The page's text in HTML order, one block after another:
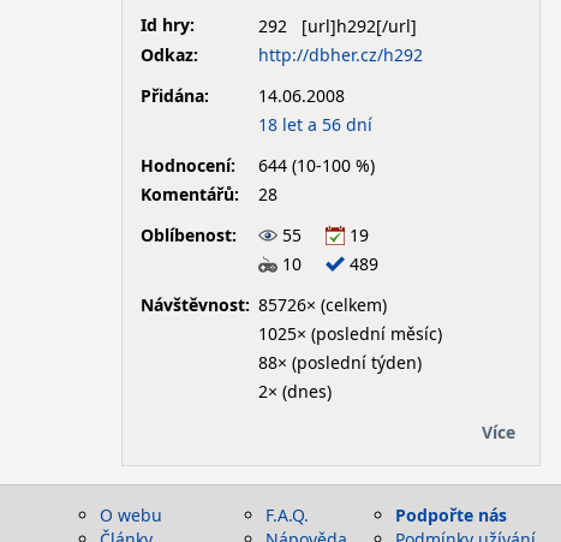
Id hry:
292
Odkaz:
http://dbher.cz/h292
Přidána:
14.06.2008
18 let a 56 dní
Hodnocení:
644 (10-100 %)
Komentářů:
28
Oblíbenost:
55
19
10
489
Návštěvnost: 85726× (celkem)
1025× (poslední měsíc)
88× (poslední týden)
2× (dnes)
Více
O webu
F.A.Q.
Podpořte nás